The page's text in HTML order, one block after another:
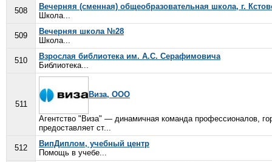
508
Вечерняя (сменная) общеобразовательная школа, г.
Школа...
509
Вечерняя школа №28
Школа...
510
Взрослая библиотека им. А.С. Серафимовича
Библиотека...
511
Виза, ООО
Агентство "Виза" — динамичная команда профессионалов,
предоставляет ст...
512
ВипДиплом, учебный центр
Помощь в учебе...